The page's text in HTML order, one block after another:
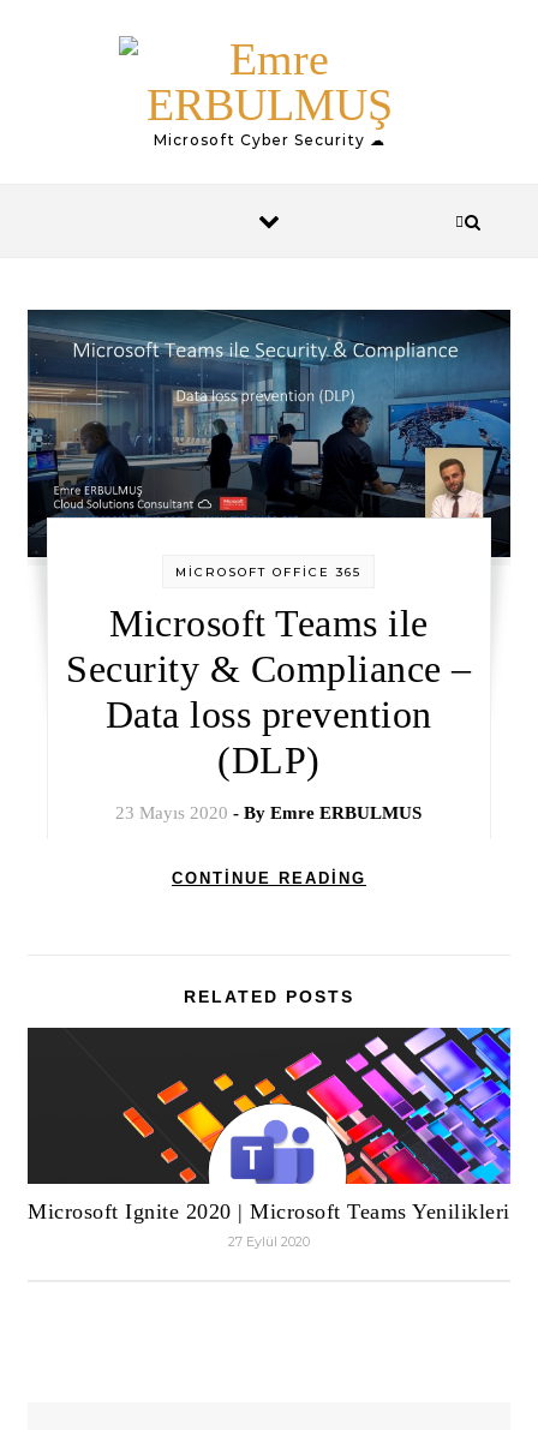
Microsoft Cyber Security ☁
MİCROSOFT OFFİCE 365
Microsoft Teams ile
Security & Compliance –
Data loss prevention
(DLP)
23 Mayıs 2020 - ByEmre ERBULMUS
CONTINUE READING
RELATED POSTS
Microsoft Ignite 2020 | Microsoft Teams Yenilikleri
27 Eylül 2020